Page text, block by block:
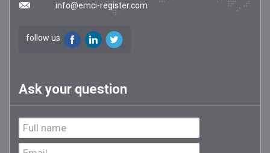
info@emci-register.com
follow us
Ask your question